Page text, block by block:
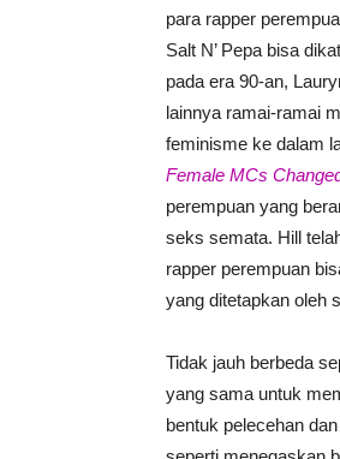
para rapper
Salt N’ Pepa bisa
pada era 90-an,
lainnya ramai-ramai
feminisme ke dalam
Female MCs
perempuan yang
seks semata. Hill
rapper perempuan
yang ditetapkan oleh
Tidak jauh berbeda
yang sama untuk
bentuk pelecehan dan